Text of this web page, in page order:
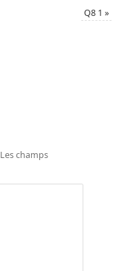
Q8 1 »
Les champs